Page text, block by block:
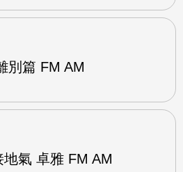
別篇 FM AM
氣 卓雅 FM AM